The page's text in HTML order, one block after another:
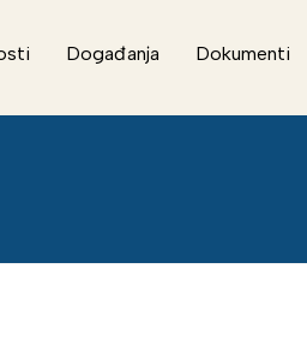
Događanja Dokumenti